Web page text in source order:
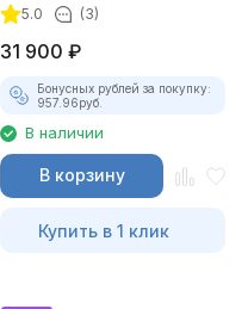
5.0 (3)
31 900 ₽
Бонусных рублей за покупку:
957.96руб.
В наличии
В корзину
Купить в 1 клик